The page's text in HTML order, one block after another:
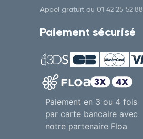
Appel gratuit au 01 42 25 52 88
Paiement sécurisé
Paiement en 3 ou 4 fois
par carte bancaire avec
notre partenaire Floa